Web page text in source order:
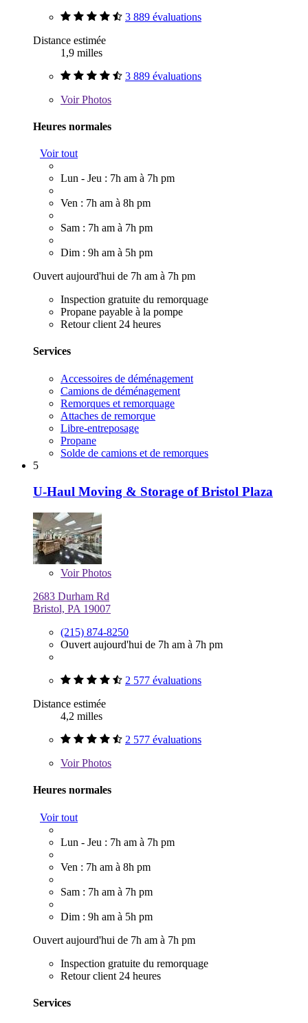
3 889 évaluations
Distance estimée
1,9 milles
3 889 évaluations
VoirPhotos
Heures normales
Voir tout
Lun - Jeu : 7h am à 7h pm
Ven : 7h am à 8h pm
Sam : 7h am à 7h pm
Dim : 9h am à 5h pm
Ouvert aujourd'hui de 7h am à 7h pm
Inspection gratuite du remorquage
Propane payable à la pompe
Retour client 24 heures
Services
Accessoires de déménagement
Camions de déménagement
Remorques et remorquage
Attaches de remorque
Libre-entreposage
Propane
Solde de camions et de remorques
5
U-Haul Moving & Storage of Bristol Plaza
VoirPhotos
2683 Durham Rd
Bristol, PA 19007
(215) 874-8250
Ouvert aujourd'hui de 7h am à 7h pm
2 577 évaluations
Distance estimée
4,2 milles
2 577 évaluations
VoirPhotos
Heures normales
Voir tout
Lun - Jeu : 7h am à 7h pm
Ven : 7h am à 8h pm
Sam : 7h am à 7h pm
Dim : 9h am à 5h pm
Ouvert aujourd'hui de 7h am à 7h pm
Inspection gratuite du remorquage
Retour client 24 heures
Services